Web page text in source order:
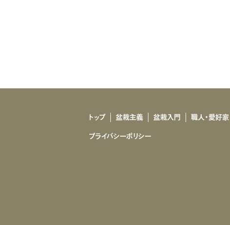
トップ 盆栽主義 盆栽入門 職人・愛好家
プライバシーポリシー